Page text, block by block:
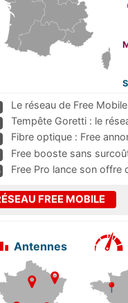
Le réseau de Free
m
Tempête Goretti : le
Fibre optique : Free
pass
Free booste sans
Free Pro lance son offre
FREE MOBILE
Antennes